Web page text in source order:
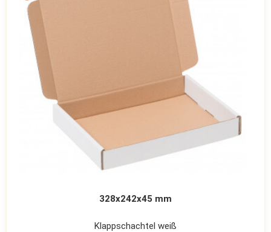
328x242x45 mm
Klappschachtel weiß